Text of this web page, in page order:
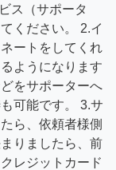
ス（サポータ
ください。 2.イ
ートをしてくれ
ようになります
をサポーターへ
可能です。 3.サ
ら、依頼者様側
りましたら、前
レジットカード